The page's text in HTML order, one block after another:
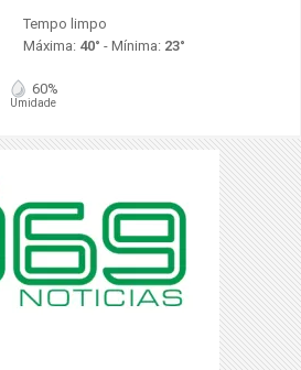
Tempo limpo
Máxima: 40° - Mínima: 23°
60%
Umidade